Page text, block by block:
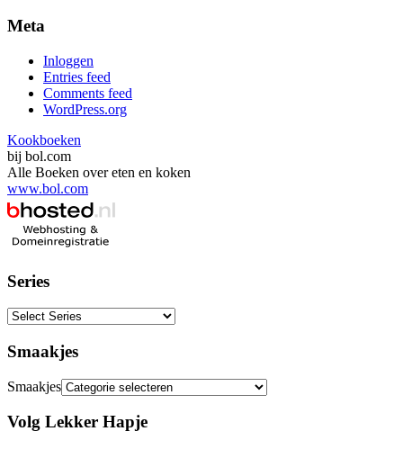
Meta
Inloggen
Entries feed
Comments feed
WordPress.org
Kookboeken
bij bol.com
Alle Boeken over eten en koken
www.bol.com
Series
Smaakjes
Smaakjes
Volg Lekker Hapje